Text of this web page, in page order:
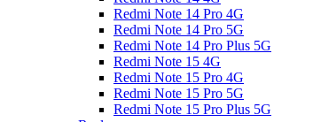
Redmi Note 14 Pro 4G
Redmi Note 14 Pro 5G
Redmi Note 14 Pro Plus 5G
Redmi Note 15 4G
Redmi Note 15 Pro 4G
Redmi Note 15 Pro 5G
Redmi Note 15 Pro Plus 5G